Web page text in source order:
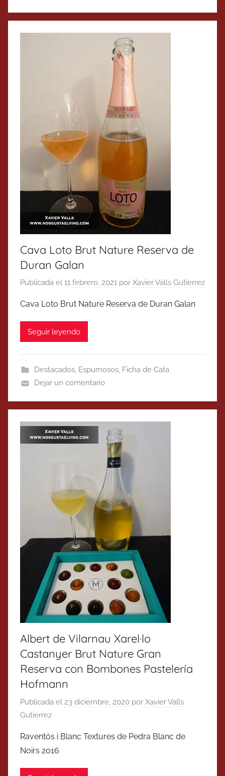
Cava Loto Brut Nature Reserva de
Duran Galan
Publicada el 11 febrero, 2021 por Xavier Valls Gutierrez
Cava Loto Brut Nature Reserva de Duran Galan
Seguir leyendo
Destacados, Espumosos, Ficha de Cata
Dejar un comentario
Albert de Vilarnau Xarel·lo
Castanyer Brut Nature Gran
Reserva con Bombones Pastelería
Hofmann
Publicada el 23 diciembre, 2020 por Xavier Valls
Gutierrez
Raventós i Blanc Textures de Pedra Blanc de
Noirs 2016